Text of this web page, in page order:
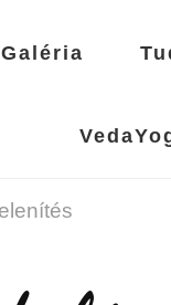
Galéria